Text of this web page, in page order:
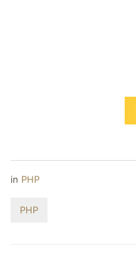
in PHP
PHP